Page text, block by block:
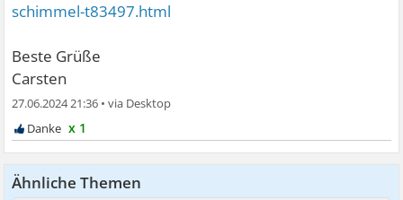
schimmel-t83497.html
Beste Grüße
Carsten
27.06.2024 21:36 •
x 1
Ähnliche Themen